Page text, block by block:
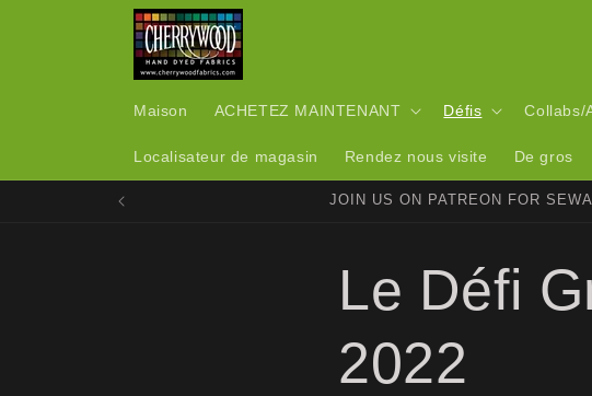
Maison ACHETEZ MAINTENANT Défis Collabs/
Localisateur de magasin Rendez nous visite De gros
JOIN US ON PATREON FOR
Le Défi
2022